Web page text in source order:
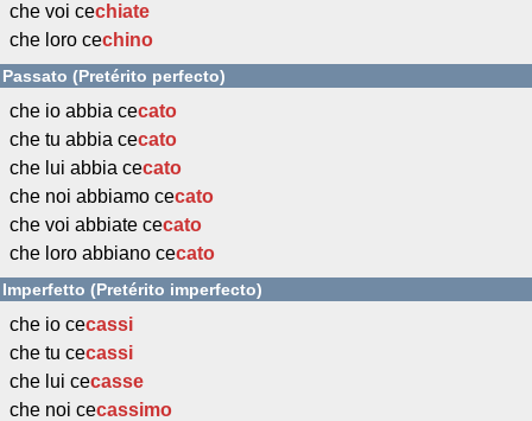
che voi cechiate
che loro cechino
Passato (Pretérito perfecto)
che io abbia cecato
che tu abbia cecato
che lui abbia cecato
che noi abbiamo cecato
che voi abbiate cecato
che loro abbiano cecato
Imperfetto (Pretérito imperfecto)
che io cecassi
che tu cecassi
che lui cecasse
che noi cecassimo